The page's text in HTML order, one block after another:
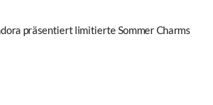
präsentiert limitierte Sommer Charms